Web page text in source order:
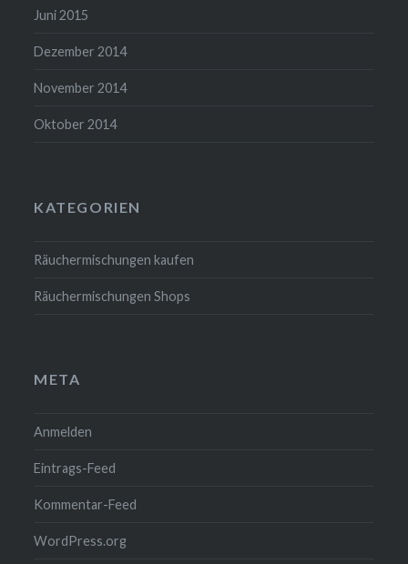
Juni 2015
Dezember 2014
November 2014
Oktober 2014
KATEGORIEN
Räuchermischungen kaufen
Räuchermischungen Shops
META
Anmelden
Eintrags-Feed
Kommentar-Feed
WordPress.org